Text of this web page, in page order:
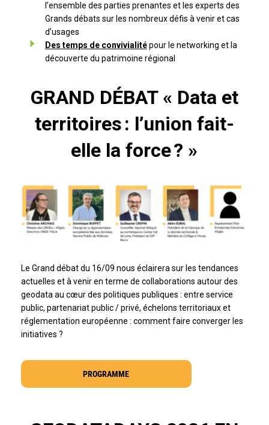
l’ensemble des parties prenantes et les experts des
Grands débats sur les nombreux défis à venir et cas
d’usages
Des temps de convivialitépour le networking et la
découverte du patrimoine régional
GRAND DÉBAT « Data et
territoires : l’union fait-
elle la force ? »
Le Grand débat du 16/09 nous éclairera sur les tendances
actuelles et à venir en terme de collaborations autour des
geodata au cœur des politiques publiques : entre service
public, partenariat public / privé, échelons territoriaux et
réglementation européenne : comment faire converger les
initiatives ?
PROGRAMME